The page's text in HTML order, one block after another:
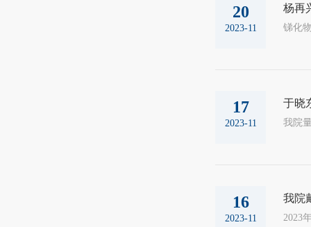
20
2023-11
杨再
17
2023-11
于晓
16
2023-11
我院